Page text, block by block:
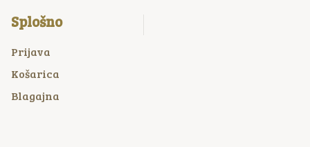
Splošno
Prijava
Košarica
Blagajna